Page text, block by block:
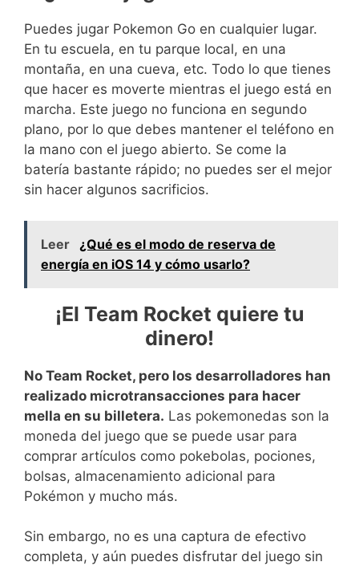
Puedes jugar Pokemon Go en cualquier lugar.
En tu escuela, en tu parque local, en una
montaña, en una cueva, etc. Todo lo que tienes
que hacer es moverte mientras el juego está en
marcha. Este juego no funciona en segundo
plano, por lo que debes mantener el teléfono en
la mano con el juego abierto. Se come la
batería bastante rápido; no puedes ser el mejor
sin hacer algunos sacrificios.
Leer
¿Qué es el modo de reserva de
energía en iOS 14 y cómo usarlo?
¡El Team Rocket quiere tu
dinero!
No Team Rocket, pero los desarrolladores han
realizado microtransacciones para hacer
mella en su billetera. Las pokemonedas son la
moneda del juego que se puede usar para
comprar artículos como pokebolas, pociones,
bolsas, almacenamiento adicional para
Pokémon y mucho más.
Sin embargo, no es una captura de efectivo
completa, y aún puedes disfrutar del juego sin